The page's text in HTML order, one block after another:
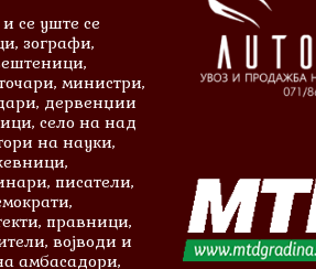
сe уште се
зографи,
министри,
дервенџии
село на над
на науки,
писатели,
правници,
војводи и
амбасадори,